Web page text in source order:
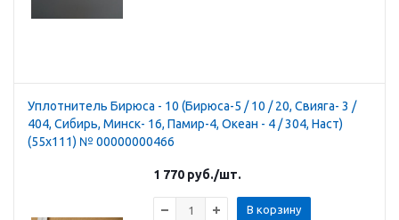
Уплотнитель Бирюса - 10 (Бирюса-5 / 10 / 20, Свияга- 3 /
404, Сибирь, Минск- 16, Памир-4, Океан - 4 / 304, Наст)
(55х111) № 00000000466
1 770 руб./шт.
В корзину